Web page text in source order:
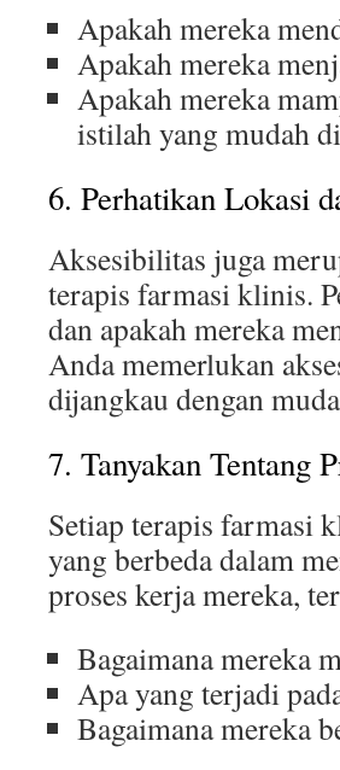
Apakah mereka
Apakah mereka
Apakah mereka
istilah yang mudah
6. Perhatikan Lokasi
Aksesibilitas juga
terapis farmasi klinis.
dan apakah mereka
Anda memerlukan
dijangkau dengan
7. Tanyakan Tentang
Setiap terapis farmasi
yang berbeda dalam
proses kerja mereka,
Bagaimana mereka
Apa yang terjadi
Bagaimana mereka